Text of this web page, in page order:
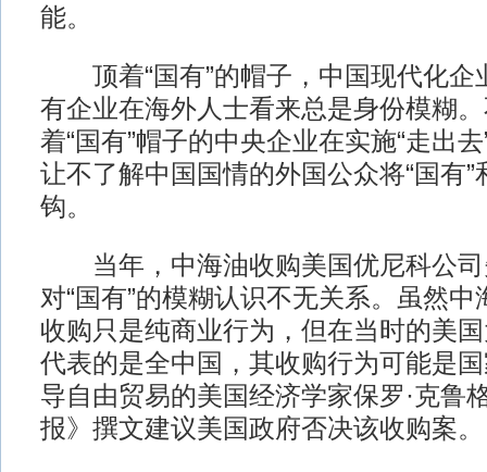
能。
顶着“国有”的帽子，中国现代化企
有企业在海外人士看来总是身份模糊
着“国有”帽子的中央企业在实施“走出
让不了解中国国情的外国公众将“国有”
钩。
当年，中海油收购美国优尼科公司
对“国有”的模糊认识不无关系。虽然
收购只是纯商业行为，但在当时的美
代表的是全中国，其收购行为可能是
导自由贸易的美国经济学家保罗·克鲁
报》撰文建议美国政府否决该收购案。